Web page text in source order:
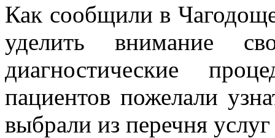
Как сообщили в
уделить внимание
диагностические
пациентов пожелали
выбрали из перечня